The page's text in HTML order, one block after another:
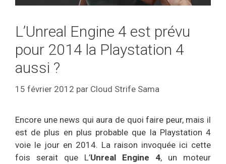
L’Unreal Engine 4 est prévu
pour 2014 la Playstation 4
aussi ?
15 février 2012 par Cloud Strife Sama
Encore une news qui aura de quoi faire peur, mais il
est de plus en plus probable que la Playstation 4
voie le jour en 2014. La raison invoquée ici cette
fois serait que L’Unreal Engine 4, un moteur